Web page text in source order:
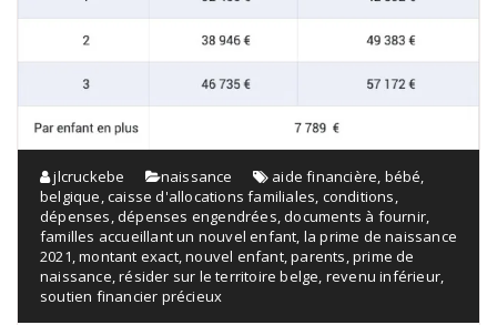
jlcruckebe naissance aide financière, bébé,
belgique,caisse d'allocations familiales, conditions,
dépenses,dépenses engendrées,documents à fournir,
familles accueillant un nouvel enfant, la prime de naissance
2021,montant exact,nouvel enfant,parents,prime de
naissance,résider sur le territoire belge, revenu inférieur,
soutien financier précieux